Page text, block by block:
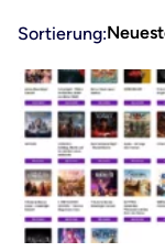
Sortierung: